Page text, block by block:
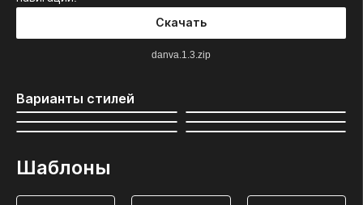
Скачать
danva.1.3.zip
Варианты стилей
Шаблоны